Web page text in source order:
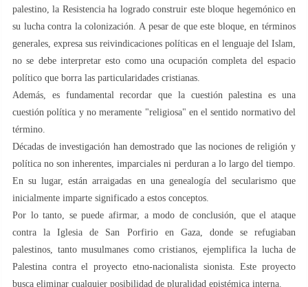
palestino, la Resistencia ha logrado construir este bloque hegemónico en
su lucha contra la colonización. A pesar de que este bloque, en términos
generales, expresa sus reivindicaciones políticas en el lenguaje del Islam,
no se debe interpretar esto como una ocupación completa del espacio
político que borra las particularidades cristianas.
Además, es fundamental recordar que la cuestión palestina es una
cuestión política y no meramente "religiosa" en el sentido normativo del
término.
Décadas de investigación han demostrado que las nociones de religión y
política no son inherentes, imparciales ni perduran a lo largo del tiempo.
En su lugar, están arraigadas en una genealogía del secularismo que
inicialmente imparte significado a estos conceptos.
Por lo tanto, se puede afirmar, a modo de conclusión, que el ataque
contra la Iglesia de San Porfirio en Gaza, donde se refugiaban
palestinos, tanto musulmanes como cristianos, ejemplifica la lucha de
Palestina contra el proyecto etno-nacionalista sionista. Este proyecto
busca eliminar cualquier posibilidad de pluralidad epistémica interna.